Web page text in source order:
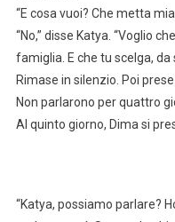
“E cosa vuoi? Che metta
“No,” disse Katya. “Voglio
famiglia. E che tu scelga, da
Rimase in silenzio. Poi
Non parlarono per quattro
Al quinto giorno, Dima si
“Katya, possiamo parlare?